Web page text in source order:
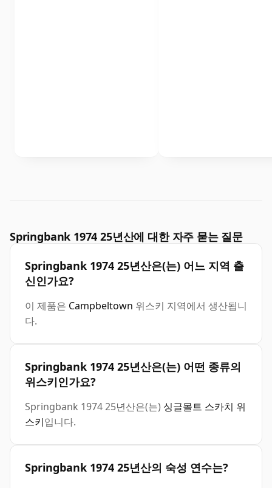
Springbank 1974 25년산에 대한 자주 묻는 질문
Springbank 1974 25년산은(는) 어느 지역 출
신인가요?
이 제품은 Campbeltown 위스키 지역에서 생산됩니
다.
Springbank 1974 25년산은(는) 어떤 종류의
위스키인가요?
Springbank 1974 25년산은(는) 싱글몰트 스카치 위
스키입니다.
Springbank 1974 25년산의 숙성 연수는?